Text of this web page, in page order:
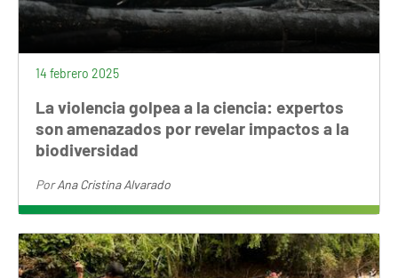
14 febrero 2025
La violencia golpea a la ciencia: expertos
son amenazados por revelar impactos a la
biodiversidad
PorAna Cristina Alvarado